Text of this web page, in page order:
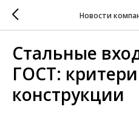
Новости
Стальные
ГОСТ:
конструкции